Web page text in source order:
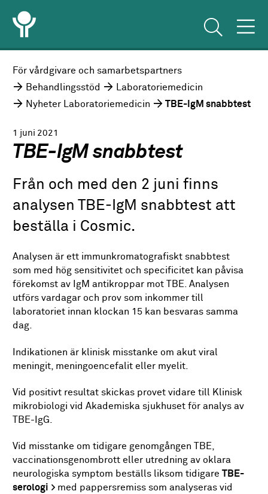
För vårdgivare och samarbetspartners
Behandlingsstöd
Laboratoriemedicin
Nyheter Laboratoriemedicin
TBE-IgM snabbtest
1 juni 2021
TBE-IgM snabbtest
Från och med den 2 juni finns
analysen TBE-IgM snabbtest att
beställa i Cosmic.
Analysen är ett immunkromatografiskt snabbtest
som med hög sensitivitet och specificitet kan påvisa
förekomst av IgM antikroppar mot TBE. Analysen
utförs vardagar och prov som inkommer till
laboratoriet innan klockan 15 kan besvaras samma
dag.
Indikationen är klinisk misstanke om akut viral
meningit, meningoencefalit eller myelit.
Vid positivt resultat skickas provet vidare till Klinisk
mikrobiologi vid Akademiska sjukhuset för analys av
TBE-IgG.
Vid misstanke om tidigare genomgången TBE,
vaccinationsgenombrott eller utredning av oklara
neurologiska symptom beställs liksom tidigareTBE-
serologi
med pappersremiss som analyseras vid